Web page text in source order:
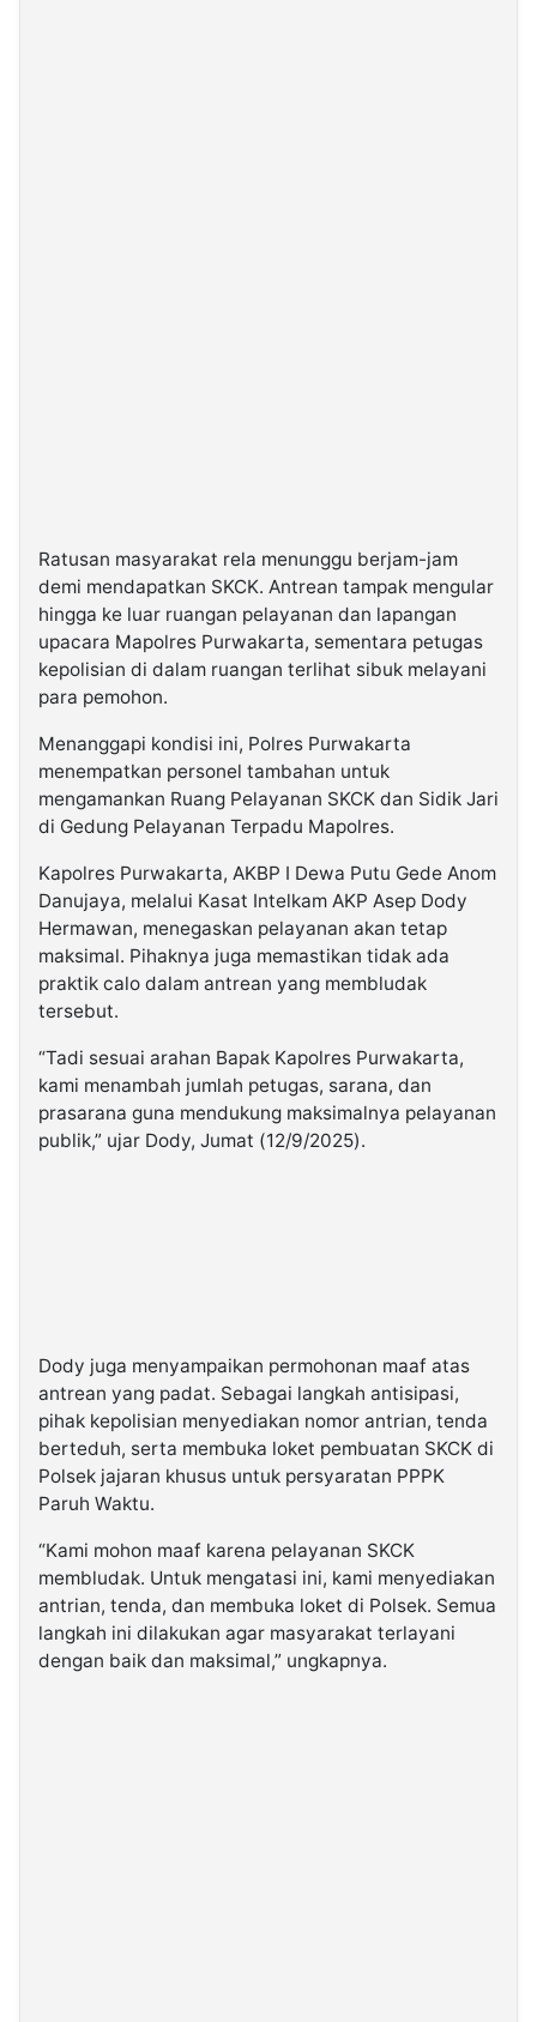
Ratusan masyarakat rela menunggu berjam-jam
demi mendapatkan SKCK. Antrean tampak mengular
hingga ke luar ruangan pelayanan dan lapangan
upacara Mapolres Purwakarta, sementara petugas
kepolisian di dalam ruangan terlihat sibuk melayani
para pemohon.
Menanggapi kondisi ini, Polres Purwakarta
menempatkan personel tambahan untuk
mengamankan Ruang Pelayanan SKCK dan Sidik Jari
di Gedung Pelayanan Terpadu Mapolres.
Kapolres Purwakarta, AKBP I Dewa Putu Gede Anom
Danujaya, melalui Kasat Intelkam AKP Asep Dody
Hermawan, menegaskan pelayanan akan tetap
maksimal. Pihaknya juga memastikan tidak ada
praktik calo dalam antrean yang membludak
tersebut.
“Tadi sesuai arahan Bapak Kapolres Purwakarta,
kami menambah jumlah petugas, sarana, dan
prasarana guna mendukung maksimalnya pelayanan
publik,” ujar Dody, Jumat (12/9/2025).
Dody juga menyampaikan permohonan maaf atas
antrean yang padat. Sebagai langkah antisipasi,
pihak kepolisian menyediakan nomor antrian, tenda
berteduh, serta membuka loket pembuatan SKCK di
Polsek jajaran khusus untuk persyaratan PPPK
Paruh Waktu.
“Kami mohon maaf karena pelayanan SKCK
membludak. Untuk mengatasi ini, kami menyediakan
antrian, tenda, dan membuka loket di Polsek. Semua
langkah ini dilakukan agar masyarakat terlayani
dengan baik dan maksimal,” ungkapnya.